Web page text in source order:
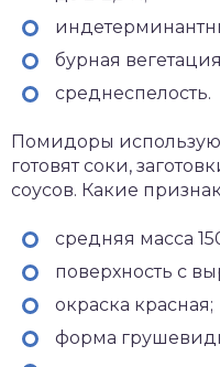
бурная
среднеспелость.
Помидоры
готовят соки,
соусов. Какие
средняя масса
поверхность с
окраска красная;
форма